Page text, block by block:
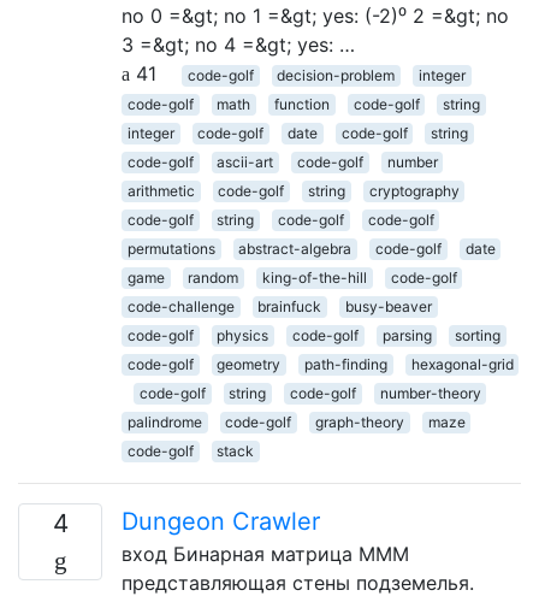
no 0 =&gt; no 1 =&gt; yes: (-2)⁰ 2 =&gt; no
3 =&gt; no 4 =&gt; yes: …
41
code-golf decision-problem
integer
code-golf
math function code-golf
string
integer
code-golf date code-golf
string
code-golf
ascii-art code-golf
number
arithmetic
code-golf string
cryptography
code-golf
string code-golf
code-golf
permutations
abstract-algebra code-golf
date
game
random king-of-the-hill
code-golf
code-challenge
brainfuck
busy-beaver
code-golf
physics code-golf parsing
sorting
code-golf
geometry path-finding
hexagonal-grid
code-golf
string code-golf
number-theory
palindrome
code-golf graph-theory
maze
code-golf
stack
4 Dungeon Crawler
вход Бинарная матрица MMM
представляющая стены подземелья.